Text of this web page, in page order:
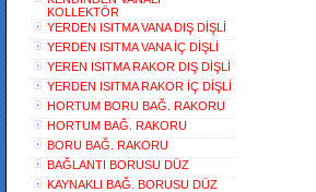
KOLLEKTÖR
YERDEN ISITMA VANA DIŞ DİŞLİ
YERDEN ISITMA VANA İÇ DİŞLİ
YEREN ISITMA RAKOR DIŞ DİŞLİ
YERDEN ISITMA RAKOR İÇ DİŞLİ
HORTUM BORU BAĞ. RAKORU
HORTUM BAĞ. RAKORU
BORU BAĞ. RAKORU
BAĞLANTI BORUSU DÜZ
KAYNAKLI BAĞ. BORUSU DÜZ